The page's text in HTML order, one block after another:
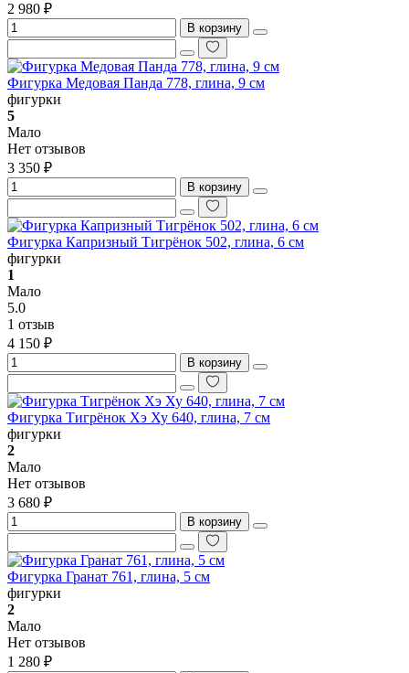
2 980 ₽
В корзину
Фигурка Медовая Панда 778, глина, 9 см
фигурки
5
Мало
Нет отзывов
3 350 ₽
В корзину
Фигурка Капризный Тигрёнок 502, глина, 6 см
фигурки
1
Мало
5.0
1 отзыв
4 150 ₽
В корзину
Фигурка Тигрёнок Хэ Ху 640, глина, 7 см
фигурки
2
Мало
Нет отзывов
3 680 ₽
В корзину
Фигурка Гранат 761, глина, 5 см
фигурки
2
Мало
Нет отзывов
1 280 ₽